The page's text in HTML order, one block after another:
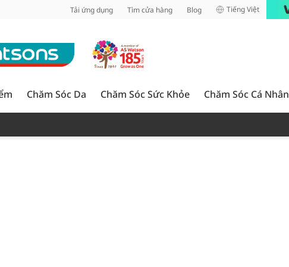
Tải ứng dụng Tìm cửa hàng Blog Tiếng Việt
Chăm Sóc Da Chăm Sóc Sức Khỏe Chăm Sóc Cá Nhân